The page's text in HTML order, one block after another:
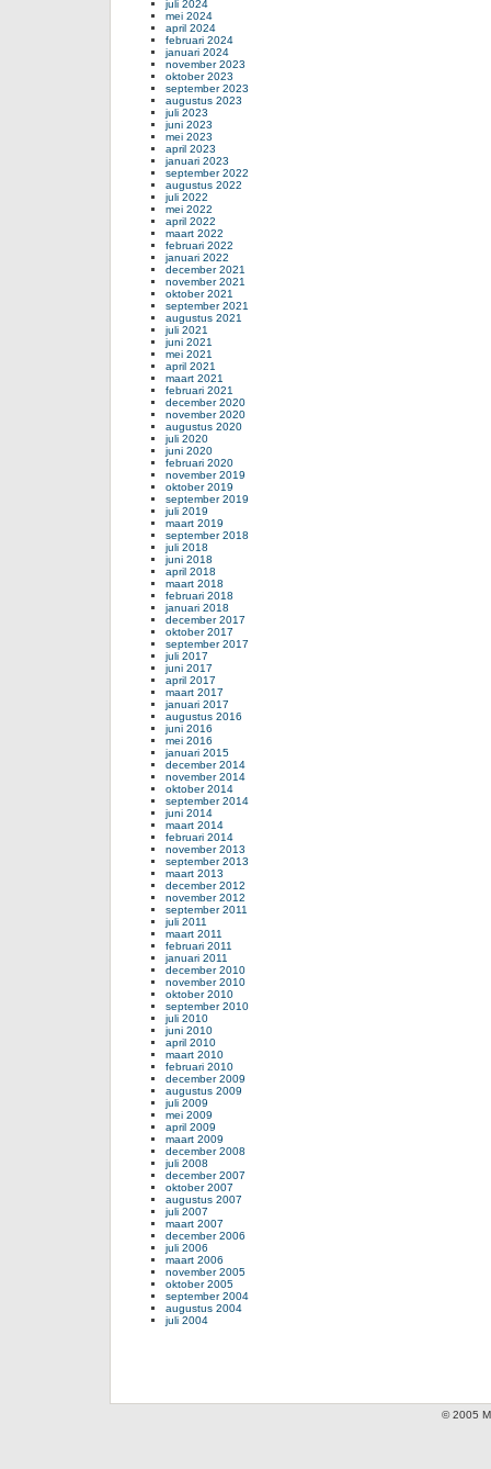
juli 2024
mei 2024
april 2024
februari 2024
januari 2024
november 2023
oktober 2023
september 2023
augustus 2023
juli 2023
juni 2023
mei 2023
april 2023
januari 2023
september 2022
augustus 2022
juli 2022
mei 2022
april 2022
maart 2022
februari 2022
januari 2022
december 2021
november 2021
oktober 2021
september 2021
augustus 2021
juli 2021
juni 2021
mei 2021
april 2021
maart 2021
februari 2021
december 2020
november 2020
augustus 2020
juli 2020
juni 2020
februari 2020
november 2019
oktober 2019
september 2019
juli 2019
maart 2019
september 2018
juli 2018
juni 2018
april 2018
maart 2018
februari 2018
januari 2018
december 2017
oktober 2017
september 2017
juli 2017
juni 2017
april 2017
maart 2017
januari 2017
augustus 2016
juni 2016
mei 2016
januari 2015
december 2014
november 2014
oktober 2014
september 2014
juni 2014
maart 2014
februari 2014
november 2013
september 2013
maart 2013
december 2012
november 2012
september 2011
juli 2011
maart 2011
februari 2011
januari 2011
december 2010
november 2010
oktober 2010
september 2010
juli 2010
juni 2010
april 2010
maart 2010
februari 2010
december 2009
augustus 2009
juli 2009
mei 2009
april 2009
maart 2009
december 2008
juli 2008
december 2007
oktober 2007
augustus 2007
juli 2007
maart 2007
december 2006
juli 2006
maart 2006
november 2005
oktober 2005
september 2004
augustus 2004
juli 2004
© 2005